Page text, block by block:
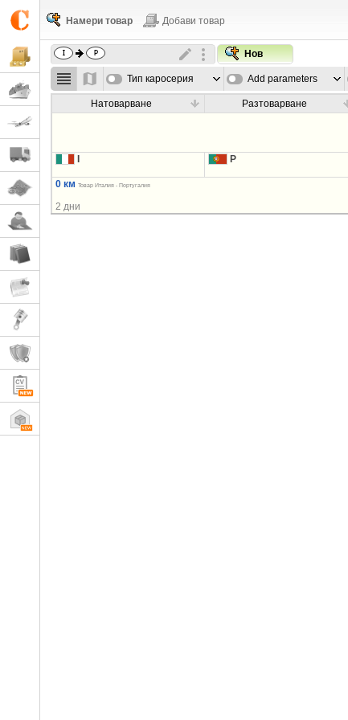
Намери товар Добави товар
Нов
Тип каросерия Add parameters
Натоварване Разтоварване
P
0 км Товар Италия - Португалия
2 дни